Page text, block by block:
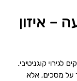
– איזון
קוגניטיבי.
על מסכים, אלא